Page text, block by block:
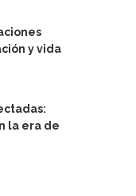
y vida
la era de